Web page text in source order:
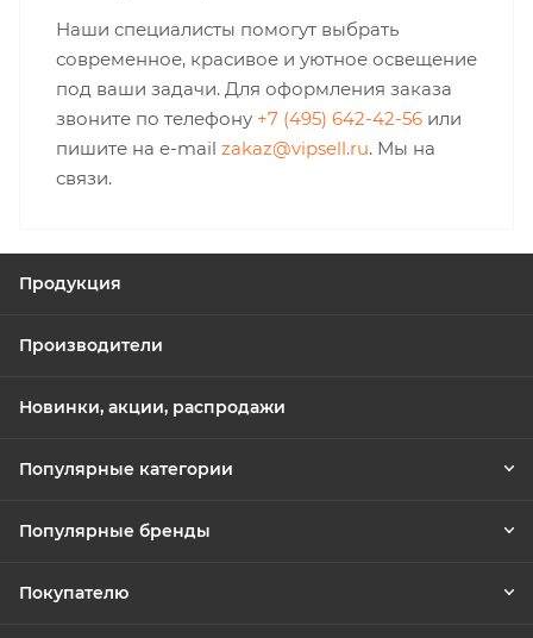
Наши специалисты помогут выбрать
современное, красивое и уютное освещение
под ваши задачи. Для оформления заказа
звоните по телефону +7 (495) 642-42-56 или
пишите на e-mail zakaz@vipsell.ru. Мы на
связи.
Продукция
Производители
Новинки, акции, распродажи
Популярные категории
Популярные бренды
Покупателю